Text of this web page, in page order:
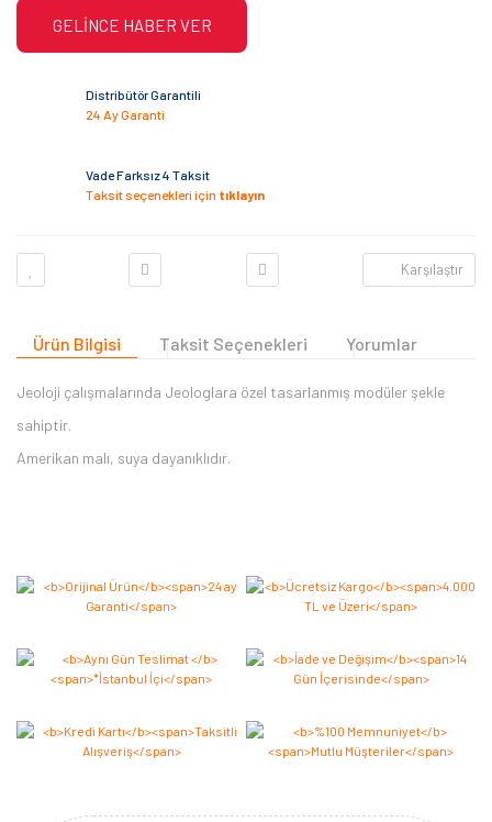
GELİNCE HABER VER
Distribütör Garantili
24 Ay Garanti
Vade Farksız 4 Taksit
Taksit seçenekleri için tıklayın
Karşılaştır
Ürün Bilgisi Taksit Seçenekleri Yorumlar
Jeoloji çalışmalarında Jeologlara özel tasarlanmış modüler şekle
sahiptir.
Amerikan malı, suya dayanıklıdır.